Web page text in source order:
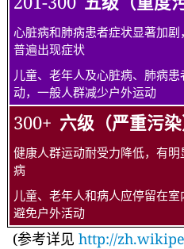
心脏病和肺病患者症状显著加
普遍出现症状
儿童、老年人及心脏病、肺病
动，一般人群减少户外运动
300+ 六级（严重污染
健康人群运动耐受力降低，有
病
儿童、老年人和病人应停留在
避免户外活动
(参考详见 http://